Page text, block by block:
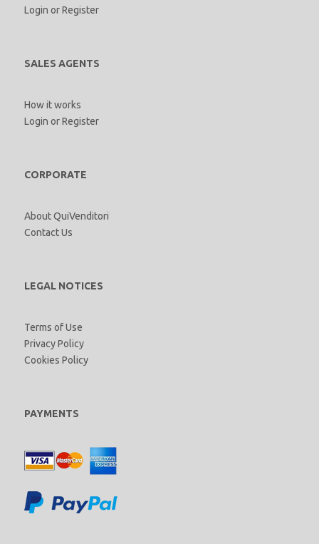
Login orRegister
SALES AGENTS
How it works
Login orRegister
CORPORATE
About QuiVenditori
Contact Us
LEGAL NOTICES
Terms of Use
Privacy Policy
Cookies Policy
PAYMENTS